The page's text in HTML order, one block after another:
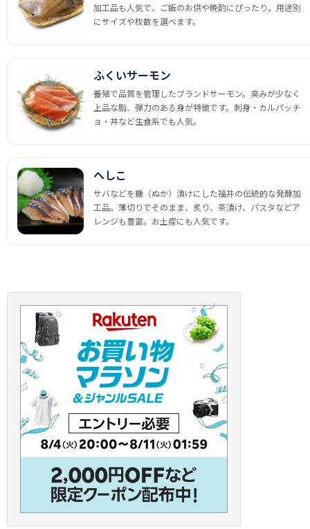
加工品も人気で、ご飯のお供や晩酌にぴったり。用途別
にサイズや枚数を選べます。
ふくいサーモン
養殖で品質を管理したブランドサーモン。臭みが少なく
上品な脂、弾力のある身が特徴です。刺身・カルパッチ
ョ・丼など生食系でも人気。
へしこ
サバなどを糠（ぬか）漬けにした福井の伝統的な発酵加
工品。薄切りでそのまま、炙り、茶漬け、パスタなどア
レンジも豊富。お土産にも人気です。